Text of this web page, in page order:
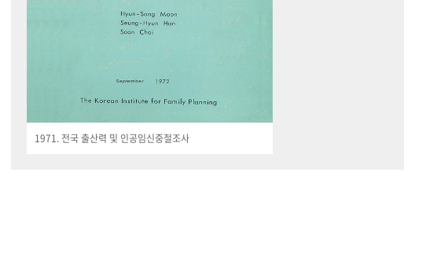
1971. 전국 출산력 및 인공임신중절조사